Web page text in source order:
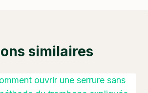
similaires